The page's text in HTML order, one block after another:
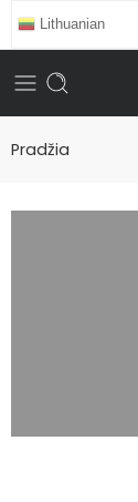
Lithuanian
Pradžia